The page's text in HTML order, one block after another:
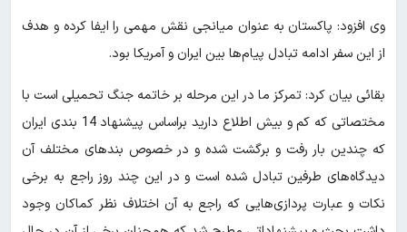
وی افزود: پاکستان به عنوان میانجی نقش مهمی را ایفا کرده و هدف
از این سفر ادامه تبادل پیام‌ها بین ایران و آمریکا بود.
بقائی بیان کرد: تمرکز ما در این مرحله بر خاتمه جنگ تحمیلی است با
مختصاتی که کم و بیش اطلاع دارید براساس پیشنهاد 14 بندی ایران
که چندین بار رفت و برگشت شده و در خصوص بندهای مختلف آن
دیدگاه‌های طرفین تبادل شده است و در این چند روز راجع به برخی
نکات و عبارت پردازی‌هایی که راجع به آن اختلاف نظر کماکان وجود